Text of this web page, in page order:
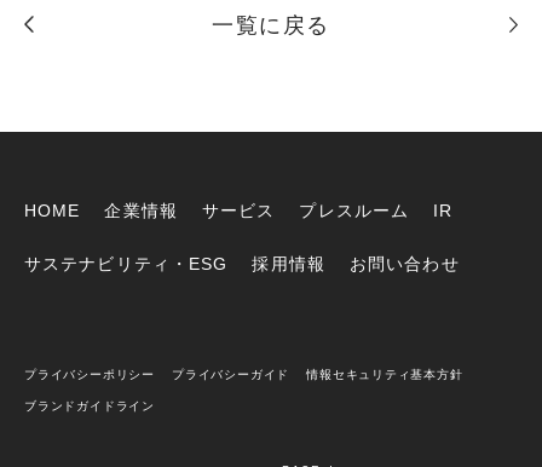
一覧に戻る
HOME 企業情報 サービス プレスルーム IR
サステナビリティ・ESG 採用情報 お問い合わせ
プライバシーポリシー プライバシーガイド
情報セキュリティ基本方針
ブランドガイドライン